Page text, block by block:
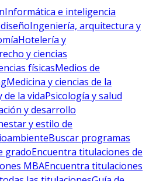
Informática e inteligencia
Ingeniería, arquitectura y
Hotelería y
y ciencias
físicasMedios de
Medicina y ciencias de la
de la vidaPsicología y salud
y desarrollo
y estilo de
Buscar programas
gradoEncuentra titulaciones de
MBAEncuentra titulaciones